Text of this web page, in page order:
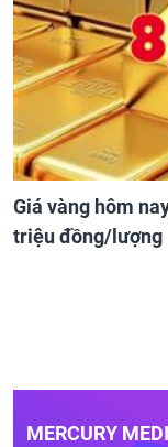
Giá vàng hôm
triệu đồng/lượng
MERCURY